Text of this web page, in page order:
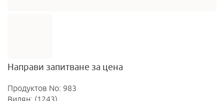
Направи запитване за цена
Продуктов No: 983